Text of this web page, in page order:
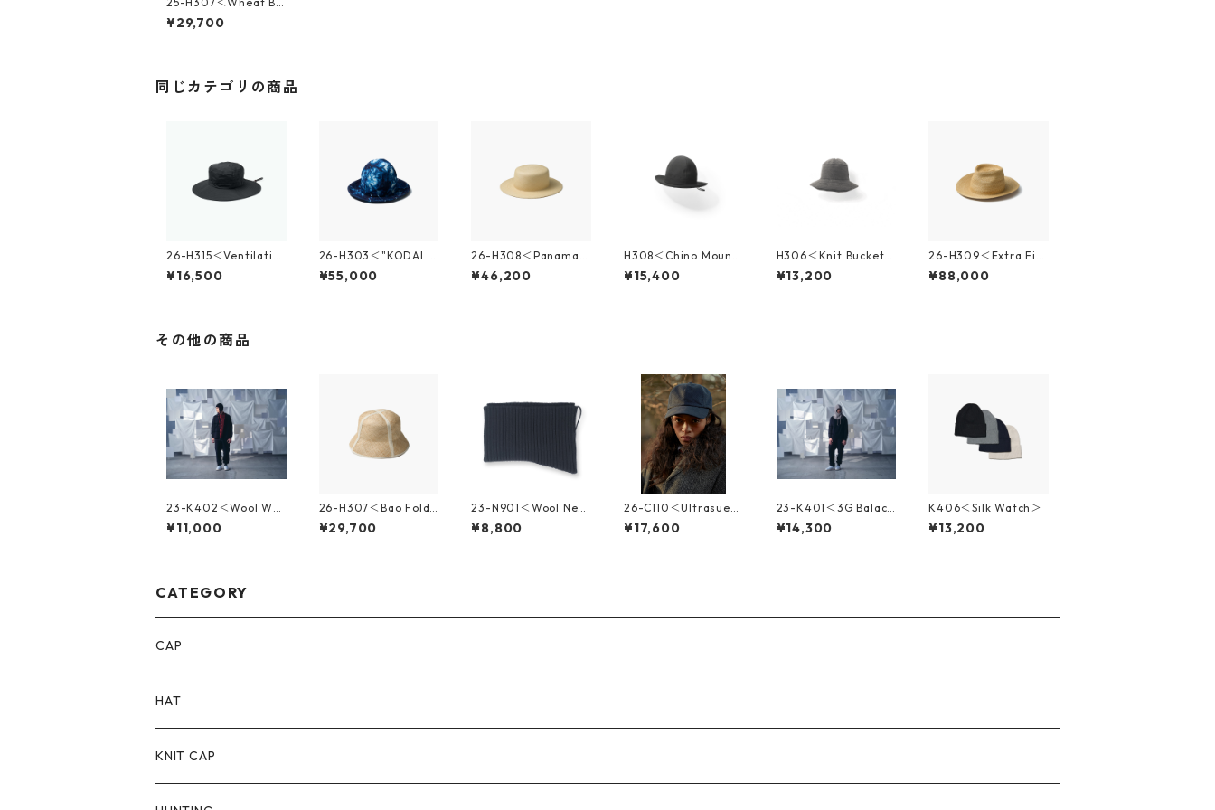
ater Hat＞
¥29,700
同じカテゴリの商品
26-H315＜Ventilatio
n Adventure Hat＞
¥16,500
26-H303＜"KODAI Y
ASUNO" Collaboratio
n Mountain Hat＞
¥55,000
26-H308＜Panama B
oater Hat＞
¥46,200
H308＜Chino Mount
ain Hat＞
¥15,400
H306＜Knit Bucket H
at＞
¥13,200
26-H309＜Extra Fin
e Wheat Braid Classi
c Hat＞
¥88,000
その他の商品
23-K402＜Wool Wat
ch With Ears＞
¥11,000
26-H307＜Bao Folda
ble Hat＞
¥29,700
23-N901＜Wool Neck
Warmer＞
¥8,800
26-C110＜Ultrasued
e Punching Mesh Ca
p＞
¥17,600
23-K401＜3G Balacl
ava＞
¥14,300
K406＜Silk Watch＞
¥13,200
CATEGORY
CAP
HAT
KNIT CAP